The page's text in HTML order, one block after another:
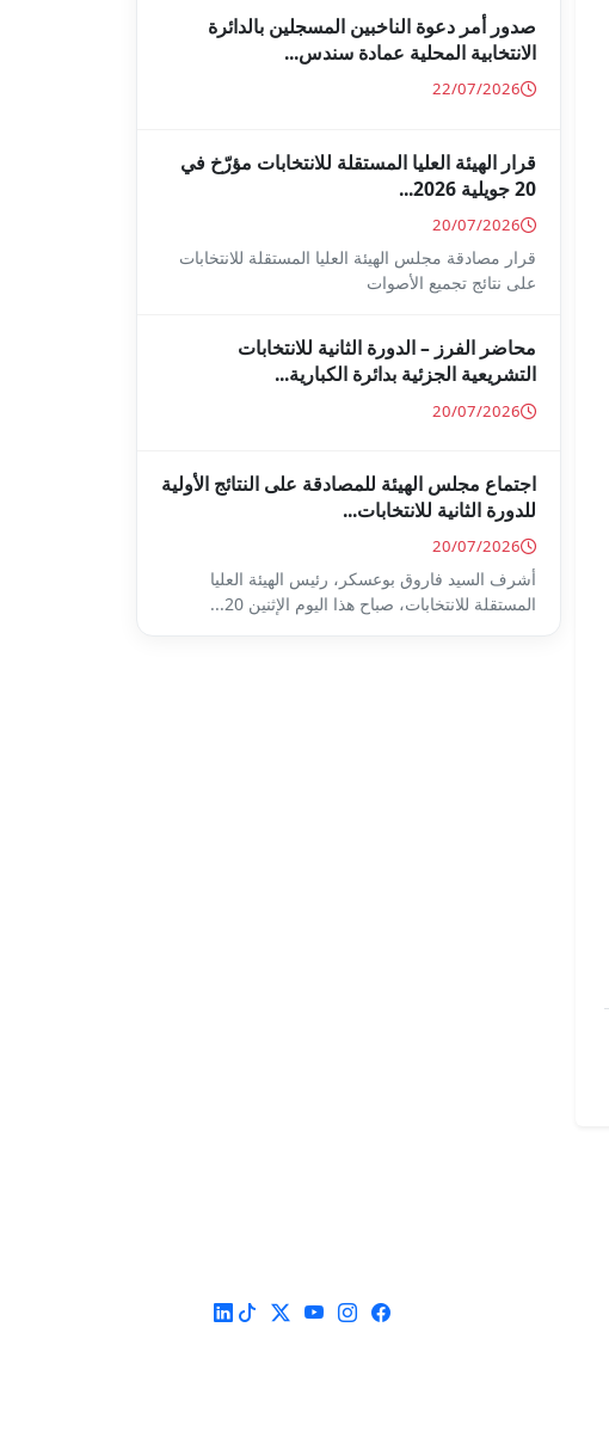
صدور أمر دعوة الناخبين المسجلين بالدائرة
الانتخابية المحلية عمادة سندس...
22/07/2026
قرار الهيئة العليا المستقلة للانتخابات مؤرّخ في
20 جويلية 2026...
20/07/2026
قرار مصادقة مجلس الهيئة العليا المستقلة للانتخابات
على نتائج تجميع الأصوات
محاضر الفرز – الدورة الثانية للانتخابات
التشريعية الجزئية بدائرة الكبارية...
20/07/2026
اجتماع مجلس الهيئة للمصادقة على النتائج الأولية
للدورة الثانية للانتخابات...
20/07/2026
أشرف السيد فاروق بوعسكر، رئيس الهيئة العليا
المستقلة للانتخابات، صباح هذا اليوم الإثنين 20...